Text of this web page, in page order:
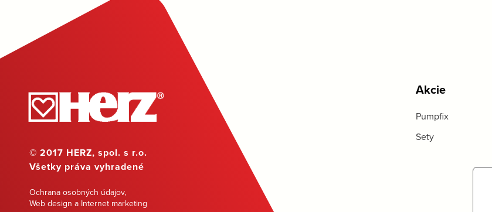
© 2017 HERZ, spol. s r.o.
Všetky práva vyhradené
Ochrana osobných údajov,
Web design a Internet marketing
Akcie
Pumpfix
Sety